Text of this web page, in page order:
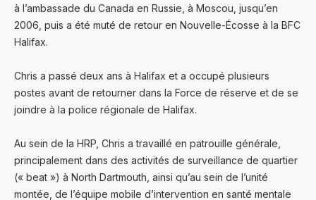
à l’ambassade du Canada en Russie, à Moscou, jusqu’en
2006, puis a été muté de retour en Nouvelle-Écosse à la BFC
Halifax.
Chris a passé deux ans à Halifax et a occupé plusieurs
postes avant de retourner dans la Force de réserve et de se
joindre à la police régionale de Halifax.
Au sein de la HRP, Chris a travaillé en patrouille générale,
principalement dans des activités de surveillance de quartier
(« beat ») à North Dartmouth, ainsi qu’au sein de l’unité
montée, de l’équipe mobile d’intervention en santé mentale